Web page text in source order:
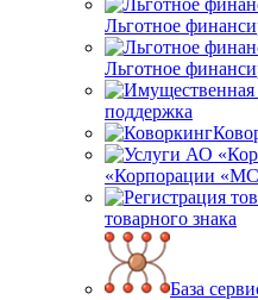
Льготное
Льготное
поддержка
«Корпорации
товарного знака
База